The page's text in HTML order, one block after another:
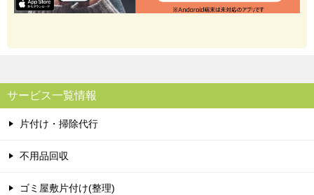
サービス一覧情報
片付け・掃除代行
不用品回収
ゴミ屋敷片付け(整理)